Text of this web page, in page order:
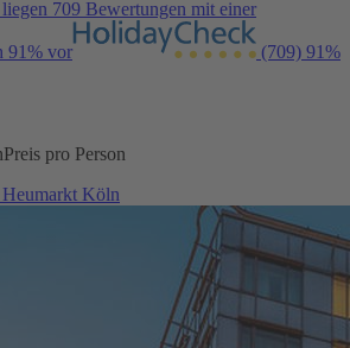
709 Bewertungen mit einer
91% vor (709) 91%
Preis pro Person
Köln